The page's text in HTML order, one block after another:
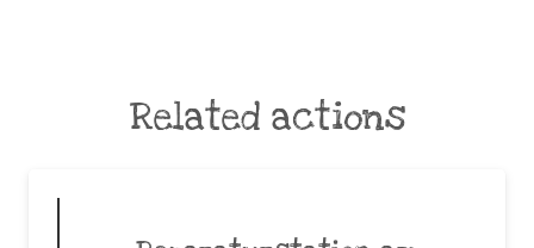
Related actions